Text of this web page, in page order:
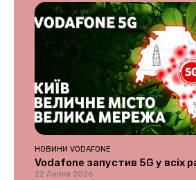
НОВИНИ VODAFONE
Vodafone запустив 5G у всіх
22 Липня 2026